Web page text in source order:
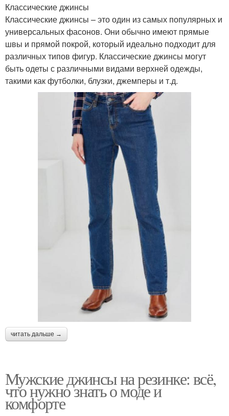
Классические джинсы
Классические джинсы – это один из самых популярных и
универсальных фасонов. Они обычно имеют прямые
швы и прямой покрой, который идеально подходит для
различных типов фигур. Классические джинсы могут
быть одеты с различными видами верхней одежды,
такими как футболки, блузки, джемперы и т.д.
читать дальше →
Мужские джинсы на резинке: всё,
что нужно знать о моде и
комфорте